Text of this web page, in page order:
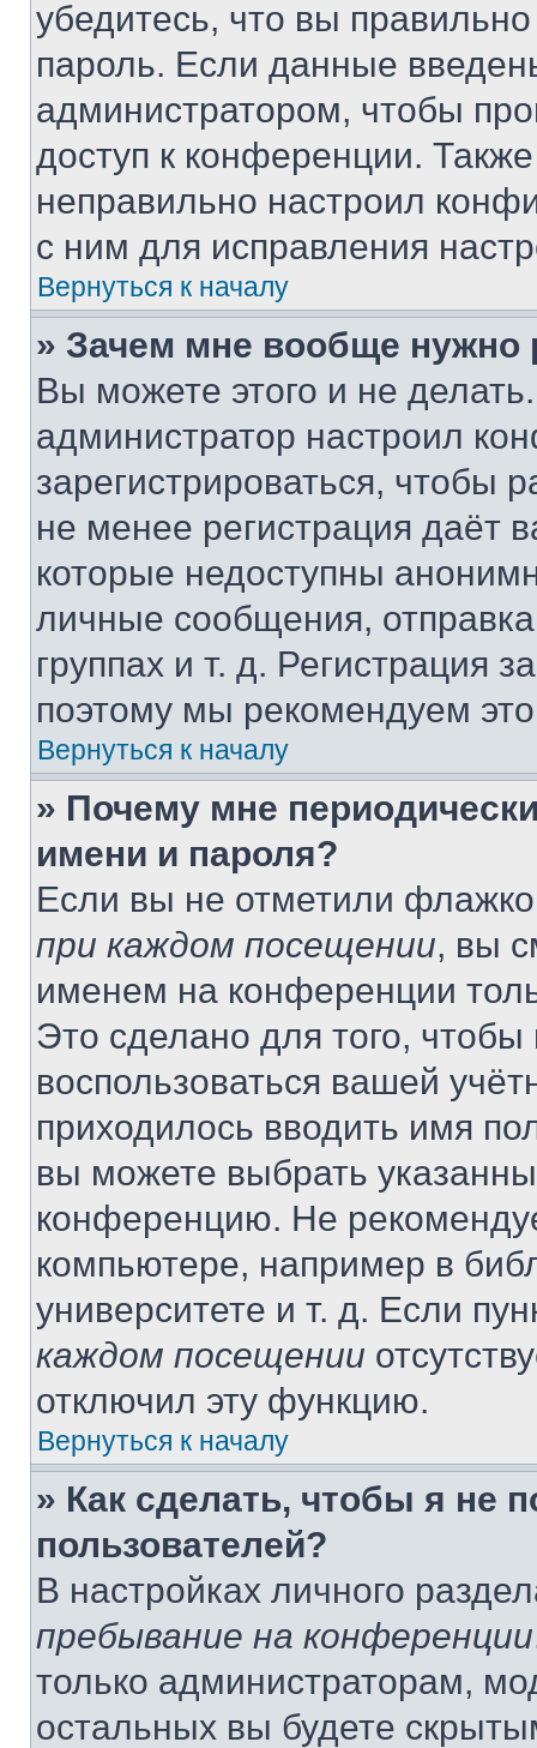
убедитесь, что вы
пароль. Если данные
администратором, чтобы
доступ к конференции.
неправильно настроил
с ним для исправления
Вернуться к началу
» Зачем мне вообще нужно
Вы можете этого и не
администратор настроил
зарегистрироваться, чтобы
не менее регистрация даёт
которые недоступны
личные сообщения,
группах и т. д. Регистрация
поэтому мы рекомендуем
Вернуться к началу
» Почему мне
имени и пароля?
Если вы не отметили
при каждом посещении, вы
именем на конференции
Это сделано для того, чтобы
воспользоваться вашей
приходилось вводить имя
вы можете выбрать
конференцию. Не
компьютере, например в
университете и т. д. Если
каждом посещении
отключил эту функцию.
Вернуться к началу
» Как сделать, чтобы я не
пользователей?
В настройках личного
пребывание на конференции
только администраторам,
остальных вы будете